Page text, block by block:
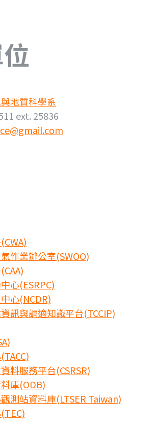
地質科學系
ext. 25836
作業辦公室(SWOO)
心(ESRPC)
心(NCDR)
訊與調適知識平台(TCCIP)
料服務平台(CSRSR)
庫(ODB)
測站資料庫(LTSER Taiwan)